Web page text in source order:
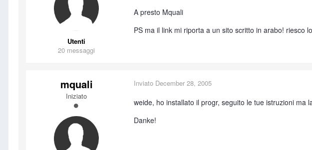
Utenti
20 messaggi
A presto Mquali
PS ma il link mi riporta a un sito scritto in arabo! riesco
mquali
Iniziato
Inviato December 28, 2005
weide, ho installato il progr, seguito le tue istruzioni ma
Danke!